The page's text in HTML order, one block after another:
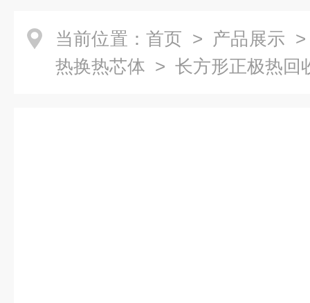
当前位置： 首页 > 产品展示
热换热芯体 > 长方形正极热回